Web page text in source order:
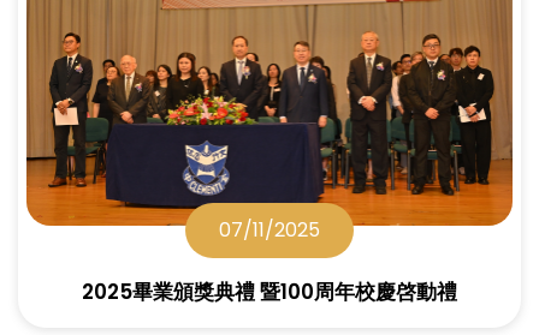
07/11/2025
2025畢業頒獎典禮 暨100周年校慶啓動禮